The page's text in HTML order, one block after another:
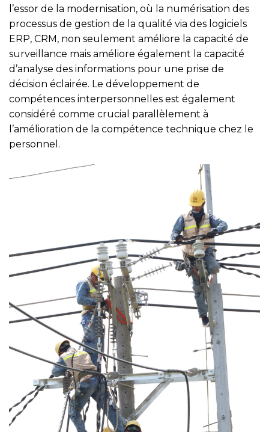
l’essor de la modernisation, où la numérisation des
processus de gestion de la qualité via des logiciels
ERP, CRM, non seulement améliore la capacité de
surveillance mais améliore également la capacité
d’analyse des informations pour une prise de
décision éclairée. Le développement de
compétences interpersonnelles est également
considéré comme crucial parallèlement à
l’amélioration de la compétence technique chez le
personnel.